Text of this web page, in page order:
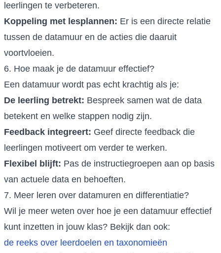
leerlingen te verbeteren.
Koppeling met lesplannen: Er is een directe relatie
tussen de datamuur en de acties die daaruit
voortvloeien.
6. Hoe maak je de datamuur effectief?
Een datamuur wordt pas echt krachtig als je:
De leerling betrekt: Bespreek samen wat de data
betekent en welke stappen nodig zijn.
Feedback integreert: Geef directe feedback die
leerlingen motiveert om verder te werken.
Flexibel blijft: Pas de instructiegroepen aan op basis
van actuele data en behoeften.
7. Meer leren over datamuren en differentiatie?
Wil je meer weten over hoe je een datamuur effectief
kunt inzetten in jouw klas? Bekijk dan ook:
de reeks over leerdoelen en taxonomieën